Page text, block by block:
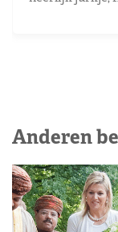
Anderen